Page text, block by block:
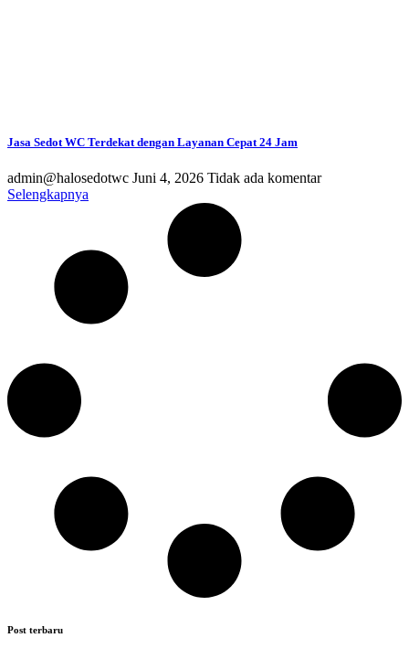
Jasa Sedot WC Terdekat dengan Layanan Cepat 24 Jam
admin@halosedotwc Juni 4, 2026 Tidak ada komentar
Selengkapnya
Post terbaru